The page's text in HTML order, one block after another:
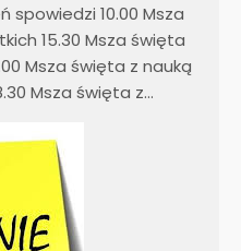
spowiedzi 10.00 Msza
15.30 Msza święta
Msza święta z nauką
Msza święta z…